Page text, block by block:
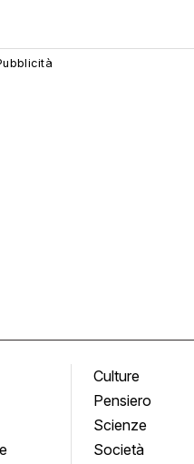
Culture
Pensiero
Scienze
Società